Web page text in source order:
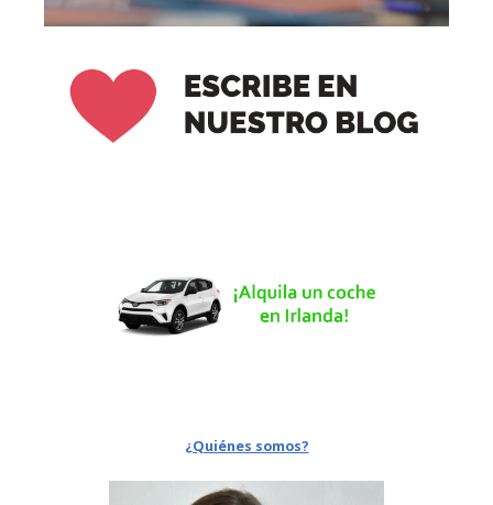
¿Quiénes somos?